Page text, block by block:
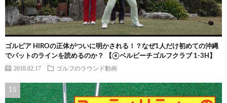
ゴルピア HIROの正体がついに明かされる！？なぜ1人だけ初めての沖縄
でパットのラインを読めるのか？ 【④ベルビーチゴルフクラブ 1-3H】
2018.02.17 ゴルフのラウンド動画